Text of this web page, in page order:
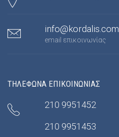
info@kordalis.com
email επικοινωνίας
ΤΗΛΕΦΩΝΑ ΕΠΙΚΟΙΝΩΝΙΑΣ
210 9951452
210 9951453